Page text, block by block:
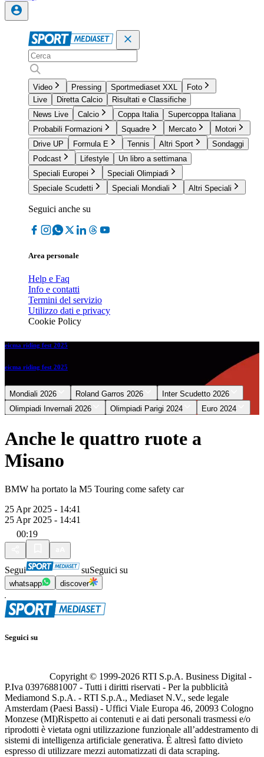
Video Pressing Sportmediaset XXL
Foto
Live
Diretta Calcio
Risultati e Classifiche
News Live
Calcio Coppa Italia
Supercoppa Italiana
Probabili Formazioni
Squadre Mercato
Motori
Drive UP
Formula E Tennis Altri Sport
Sondaggi
Podcast
Lifestyle
Un libro a settimana
Speciali Europei
Speciali Olimpiadi
Speciale Scudetti
Speciali Mondiali Altri Speciali
Seguici anche su
Area personale
Help e Faq
Info e contatti
Termini del servizio
Utilizzo dati e privacy
Cookie Policy
eicma riding fest 2025
eicma riding fest 2025
Mondiali 2026 Roland Garros 2026
Inter Scudetto 2026
Olimpiadi Invernali 2026
Olimpiadi Parigi 2024 Euro 2024
Anche le quattro ruote a
Misano
BMW ha portato la M5 Touring come safety car
25 Apr 2025 - 14:41
25 Apr 2025 - 14:41
00:19
Segui suSeguici su
whatsapp discover
Seguici su
Copyright © 1999-2026 RTI S.p.A. Business Digital -
P.Iva 03976881007 - Tutti i diritti riservati - Per la pubblicità
Mediamond S.p.A. - RTI S.p.A., Mediaset N.V., sede legale
Amsterdam (Paesi Bassi) - Uffici Viale Europa 46, 20093 Cologno
Monzese (MI)Rispetto ai contenuti e ai dati personali trasmessi e/o
riprodotti è vietata ogni utilizzazione funzionale all’addestramento di
sistemi di intelligenza artificiale generativa. È altresì fatto divieto
espresso di utilizzare mezzi automatizzati di data scraping.